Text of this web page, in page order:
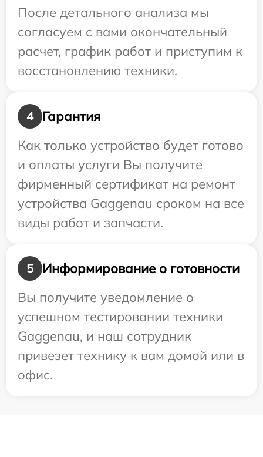
После детального анализа мы
согласуем с вами окончательный
расчет, график работ и приступим к
восстановлению техники.
4
Гарантия
Как только устройство будет готово
и оплаты услуги Вы получите
фирменный сертификат на ремонт
устройства Gaggenau сроком на все
виды работ и запчасти.
5
Информирование о готовности
Вы получите уведомление о
успешном тестировании техники
Gaggenau, и наш сотрудник
привезет технику к вам домой или в
офис.